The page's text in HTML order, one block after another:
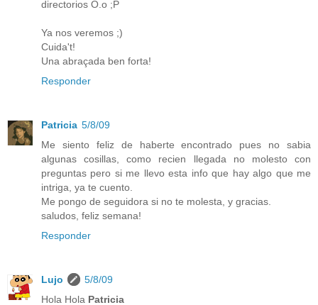
directorios O.o ;P
Ya nos veremos ;)
Cuida't!
Una abraçada ben forta!
Responder
Patricia 5/8/09
Me siento feliz de haberte encontrado pues no sabia
algunas cosillas, como recien llegada no molesto con
preguntas pero si me llevo esta info que hay algo que me
intriga, ya te cuento.
Me pongo de seguidora si no te molesta, y gracias.
saludos, feliz semana!
Responder
Lujo
5/8/09
Hola Hola Patricia